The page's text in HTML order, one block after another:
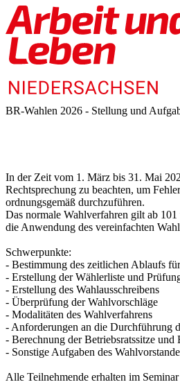
BR-Wahlen 2026 - Stellung und
In der Zeit vom 1. März bis 31. Mai
Rechtsprechung zu beachten, um
ordnungsgemäß durchzuführen.
Das normale Wahlverfahren gilt ab
die Anwendung des vereinfachten
Schwerpunkte:
- Bestimmung des zeitlichen Ablaufs
- Erstellung der Wählerliste und
- Erstellung des Wahlausschreibens
- Überprüfung der Wahlvorschläge
- Modalitäten des Wahlverfahrens
- Anforderungen an die Durchführung
- Berechnung der Betriebsratssitze
- Sonstige Aufgaben des
Alle Teilnehmende erhalten im